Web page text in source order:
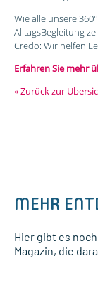
Wie alle unsere
AlltagsBegleitung
Credo: Wir helfen
Erfahren Sie mehr
« Zurück zur
MEHR
Hier gibt es
Magazin, die